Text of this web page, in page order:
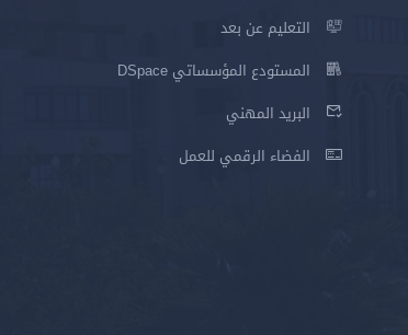
التعليم عن بعد
المستودع المؤسساتي DSpace
البريد المهني
الفضاء الرقمي للعمل